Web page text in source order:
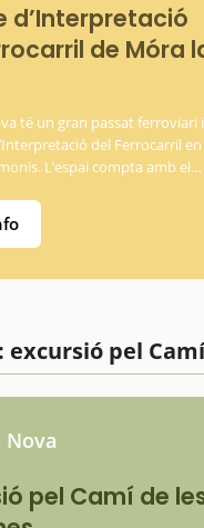
d’Interpretació
de Móra
té un gran passat ferroviari i
del Ferrocarril en
L’espai compta amb el
serà quan puguin a…
excursió pel
Nova
pel Camí de